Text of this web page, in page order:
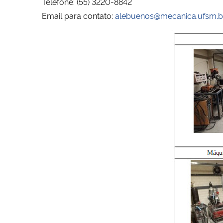
Email para contato: